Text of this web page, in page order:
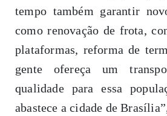
tempo também garantir
como renovação de frota,
plataformas, reforma de
gente ofereça um
qualidade para essa
abastece a cidade de